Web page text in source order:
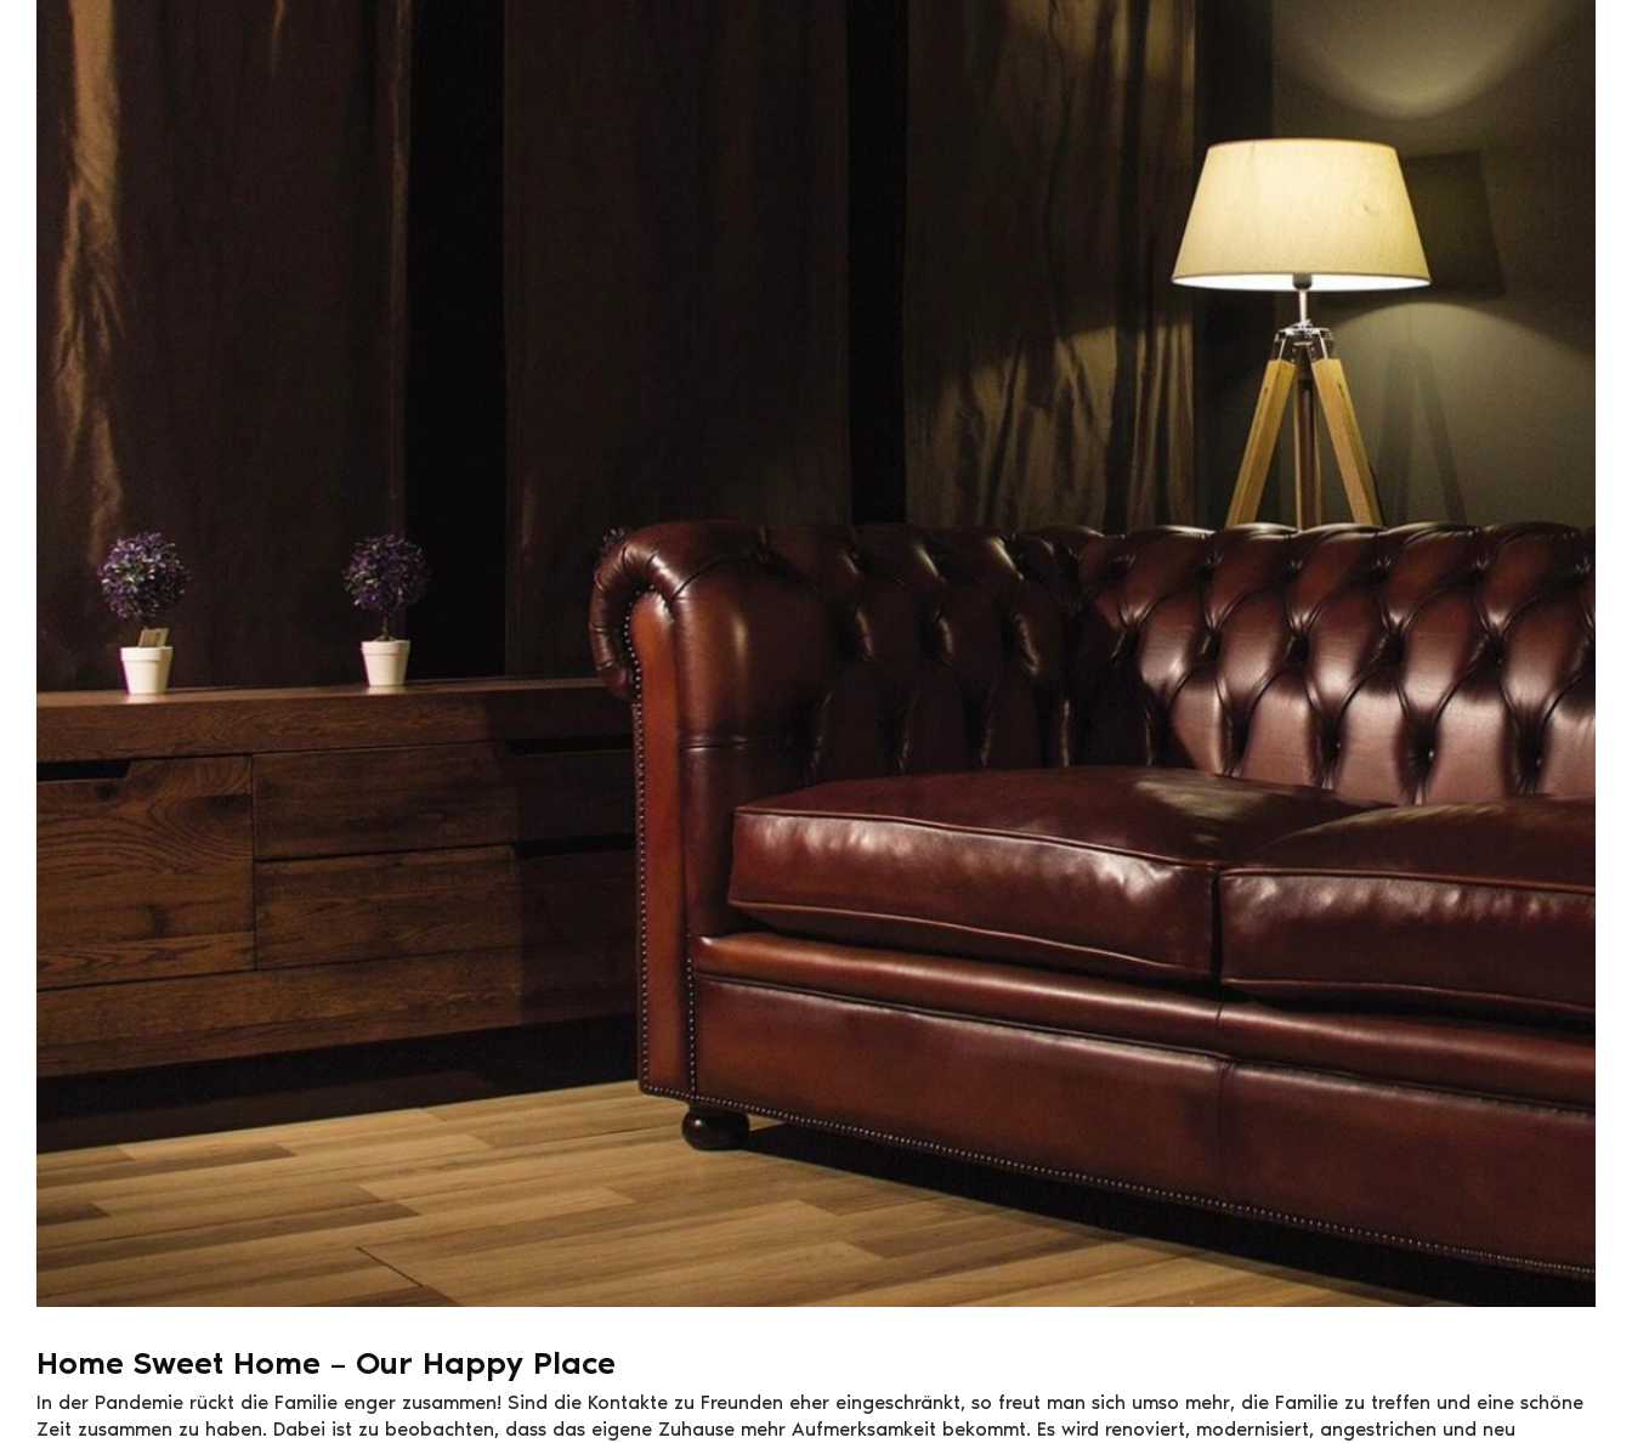
Home Sweet Home – Our Happy Place
In der Pandemie rückt die Familie enger zusammen! Sind die Kontakte zu Freunden eher eingeschränkt, so freut man sich umso mehr, die Familie zu treffen und eine schöne
Zeit zusammen zu haben. Dabei ist zu beobachten, dass das eigene Zuhause mehr Aufmerksamkeit bekommt. Es wird renoviert, modernisiert, angestrichen und neu